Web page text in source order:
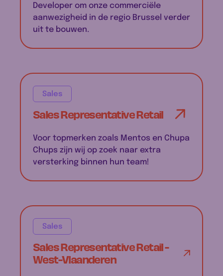
Developer om onze commerciële
aanwezigheid in de regio Brussel verder
uit te bouwen.
Sales
Sales Representative Retail
Voor topmerken zoals Mentos en Chupa
Chups zijn wij op zoek naar extra
versterking binnen hun team!
Sales
Sales Representative Retail -
West-Vlaanderen